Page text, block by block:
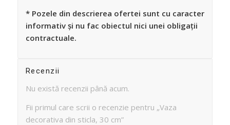
* Pozele din descrierea ofertei sunt cu caracter
informativ și nu fac obiectul nici unei obligații
contractuale.
Recenzii
Nu există recenzii până acum.
Fii primul care scrii o recenzie pentru „Vaza
decorativa din sticla, 30 cm”